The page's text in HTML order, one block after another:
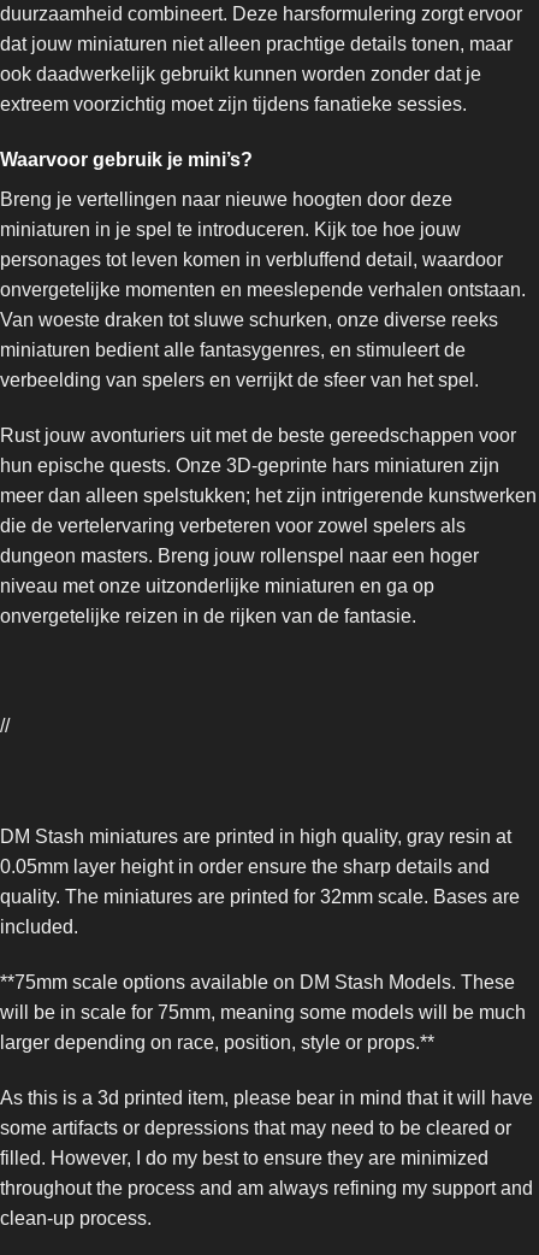
duurzaamheid combineert. Deze harsformulering zorgt ervoor
dat jouw miniaturen niet alleen prachtige details tonen, maar
ook daadwerkelijk gebruikt kunnen worden zonder dat je
extreem voorzichtig moet zijn tijdens fanatieke sessies.
Waarvoor gebruik je mini’s?
Breng je vertellingen naar nieuwe hoogten door deze
miniaturen in je spel te introduceren. Kijk toe hoe jouw
personages tot leven komen in verbluffend detail, waardoor
onvergetelijke momenten en meeslepende verhalen ontstaan.
Van woeste draken tot sluwe schurken, onze diverse reeks
miniaturen bedient alle fantasygenres, en stimuleert de
verbeelding van spelers en verrijkt de sfeer van het spel.
Rust jouw avonturiers uit met de beste gereedschappen voor
hun epische quests. Onze 3D-geprinte hars miniaturen zijn
meer dan alleen spelstukken; het zijn intrigerende kunstwerken
die de vertelervaring verbeteren voor zowel spelers als
dungeon masters. Breng jouw rollenspel naar een hoger
niveau met onze uitzonderlijke miniaturen en ga op
onvergetelijke reizen in de rijken van de fantasie.
//
DM Stash miniatures are printed in high quality, gray resin at
0.05mm layer height in order ensure the sharp details and
quality. The miniatures are printed for 32mm scale. Bases are
included.
**75mm scale options available on DM Stash Models. These
will be in scale for 75mm, meaning some models will be much
larger depending on race, position, style or props.**
As this is a 3d printed item, please bear in mind that it will have
some artifacts or depressions that may need to be cleared or
filled. However, I do my best to ensure they are minimized
throughout the process and am always refining my support and
clean-up process.